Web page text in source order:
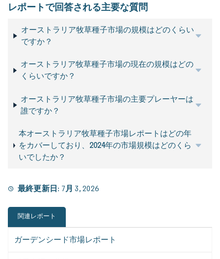
レポートで回答される主要な質問
オーストラリア牧草種子市場の規模はどのくらい
ですか？
オーストラリア牧草種子市場の現在の規模はどの
くらいですか？
オーストラリア牧草種子市場の主要プレーヤーは
誰ですか？
本オーストラリア牧草種子市場レポートはどの年
をカバーしており、2024年の市場規模はどのくら
いでしたか？
最終更新日: 7月 3, 2026
関連レポート
ガーデンシード市場レポート